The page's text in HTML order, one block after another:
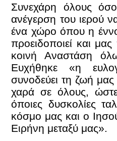
Συνεχάρη όλους
ανέγερση του ιερού
ένα χώρο όπου η
προειδοποιεί και μας
κοινή Αναστάση
Ευχήθηκε «η
συνοδεύει τη ζωή
χαρά σε όλους, ώστε
όποιες δυσκολίες
κόσμο μας και ο
Ειρήνη μεταξύ μας».